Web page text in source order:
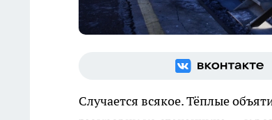
Случается всякое. Тёплые